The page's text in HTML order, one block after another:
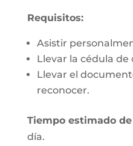
Requisitos:
Asistir
Llevar la cédula de
Llevar el
reconocer.
Tiempo estimado
día.